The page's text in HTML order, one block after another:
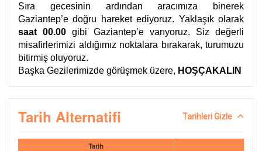
Sıra gecesinin ardından aracımıza binerek
Gaziantep’e doğru hareket ediyoruz. Yaklaşık olarak
saat 00.00 gibi Gaziantep’e varıyoruz. Siz değerli
misafirlerimizi aldığımız noktalara bırakarak, turumuzu
bitirmiş oluyoruz.
Başka Gezilerimizde görüşmek üzere, HOŞÇAKALIN
Tarih Alternatifi Tarihleri Gizle
Tarih